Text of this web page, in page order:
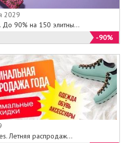
2029
До 90% на 150 элитны...
-90%
Летняя распродаж...